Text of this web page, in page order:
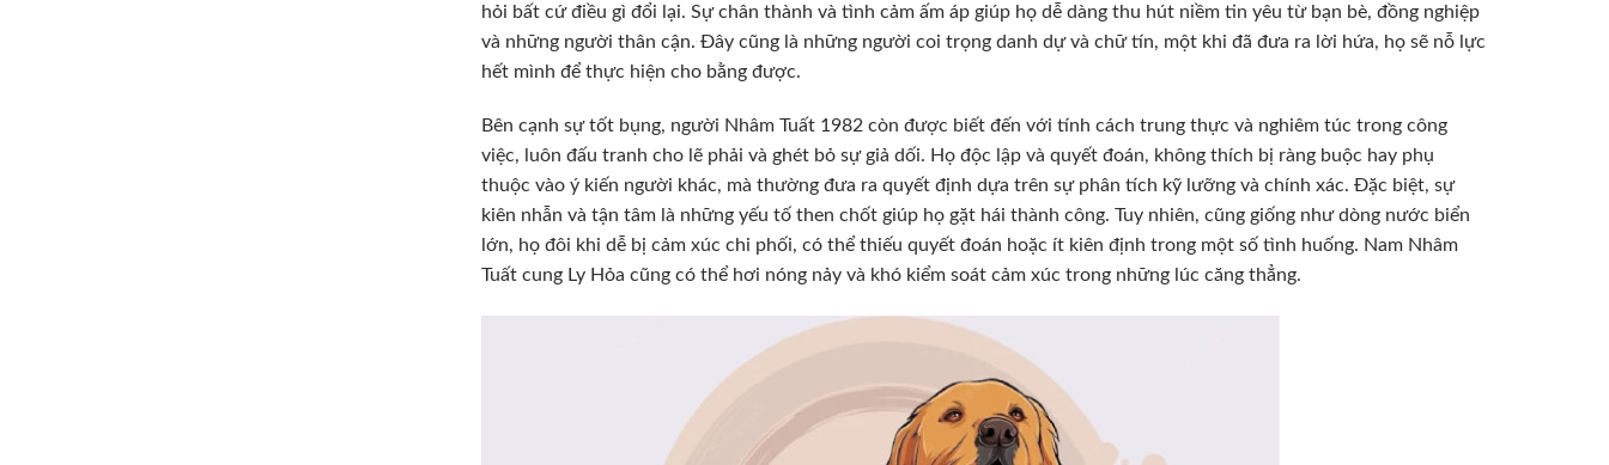
hỏi bất cứ điều gì đổi lại. Sự chân thành và tình cảm ấm áp giúp họ dễ dàng thu hút niềm tin yêu từ bạn bè, đồng nghiệp
và những người thân cận. Đây cũng là những người coi trọng danh dự và chữ tín, một khi đã đưa ra lời hứa, họ sẽ nỗ lực
hết mình để thực hiện cho bằng được.
Bên cạnh sự tốt bụng, người Nhâm Tuất 1982 còn được biết đến với tính cách trung thực và nghiêm túc trong công
việc, luôn đấu tranh cho lẽ phải và ghét bỏ sự giả dối. Họ độc lập và quyết đoán, không thích bị ràng buộc hay phụ
thuộc vào ý kiến người khác, mà thường đưa ra quyết định dựa trên sự phân tích kỹ lưỡng và chính xác. Đặc biệt, sự
kiên nhẫn và tận tâm là những yếu tố then chốt giúp họ gặt hái thành công. Tuy nhiên, cũng giống như dòng nước biển
lớn, họ đôi khi dễ bị cảm xúc chi phối, có thể thiếu quyết đoán hoặc ít kiên định trong một số tình huống. Nam Nhâm
Tuất cung Ly Hỏa cũng có thể hơi nóng nảy và khó kiểm soát cảm xúc trong những lúc căng thẳng.